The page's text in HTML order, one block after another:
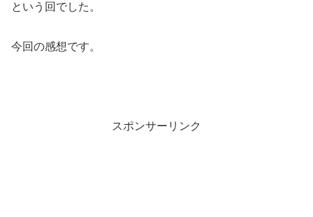
という回でした。
今回の感想です。
スポンサーリンク